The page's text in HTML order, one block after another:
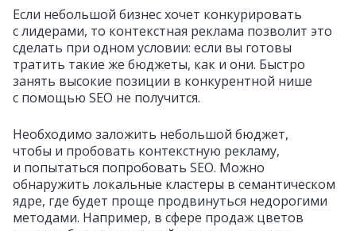
Если небольшой бизнес хочет конкурировать
с лидерами, то контекстная реклама позволит это
сделать при одном условии: если вы готовы
тратить такие же бюджеты, как и они. Быстро
занять высокие позиции в конкурентной нише
с помощью SEO не получится.
Необходимо заложить небольшой бюджет,
чтобы и пробовать контекстную рекламу,
и попытаться попробовать SEO. Можно
обнаружить локальные кластеры в семантическом
ядре, где будет проще продвинуться недорогими
методами. Например, в сфере продаж цветов